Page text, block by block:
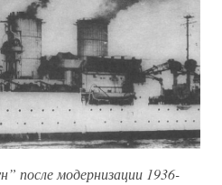
после модернизации 1936-